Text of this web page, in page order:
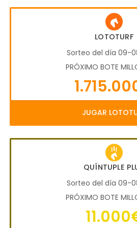
LOTOTURF
Sorteo del día 09-
PRÓXIMO BOTE
JUGAR
QUÍNTUPLE
Sorteo del día 09-
PRÓXIMO BOTE